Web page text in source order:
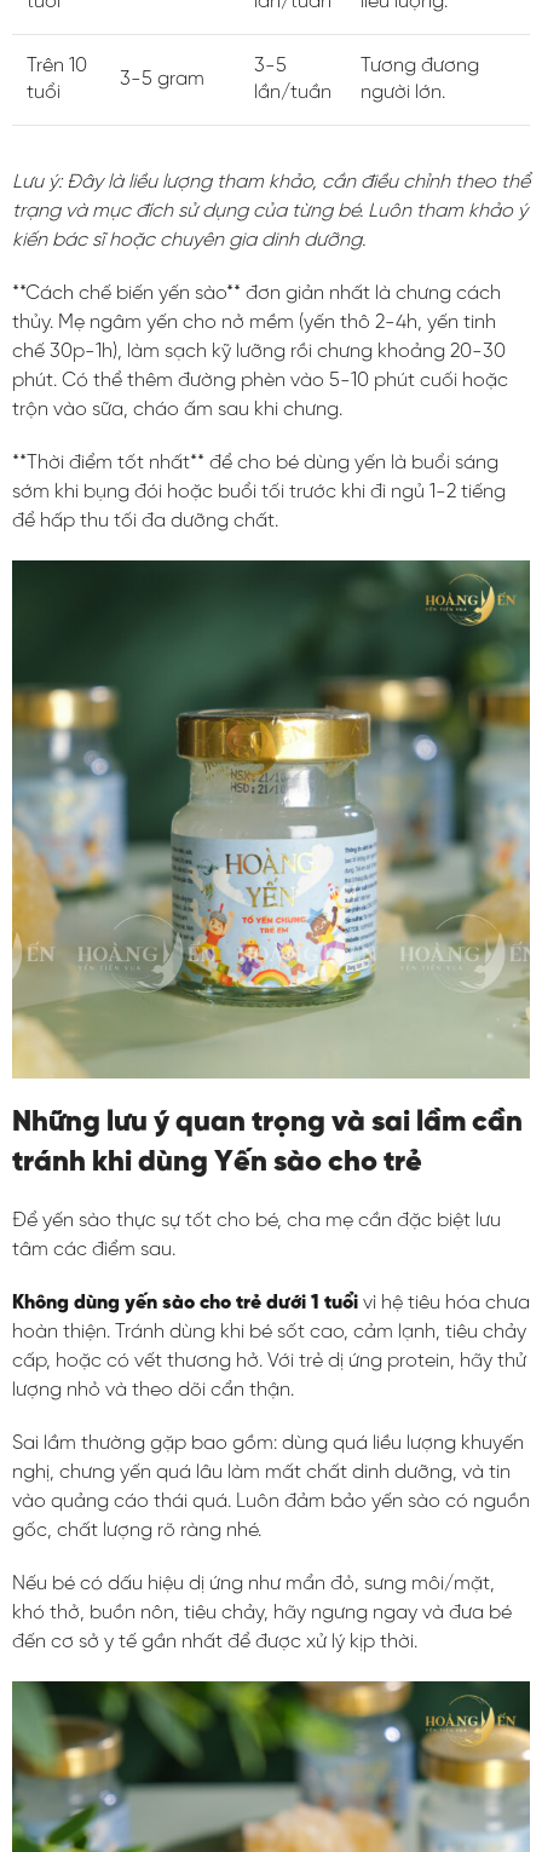
Trên 10
tuổi
3-5 gram
3-5
lần/tuần
Tương đương
người lớn.
Lưu ý: Đây là liều lượng tham khảo, cần điều chỉnh theo thể
trạng và mục đích sử dụng của từng bé. Luôn tham khảo ý
kiến bác sĩ hoặc chuyên gia dinh dưỡng.
**Cách chế biến yến sào** đơn giản nhất là chưng cách
thủy. Mẹ ngâm yến cho nở mềm (yến thô 2-4h, yến tinh
chế 30p-1h), làm sạch kỹ lưỡng rồi chưng khoảng 20-30
phút. Có thể thêm đường phèn vào 5-10 phút cuối hoặc
trộn vào sữa, cháo ấm sau khi chưng.
**Thời điểm tốt nhất** để cho bé dùng yến là buổi sáng
sớm khi bụng đói hoặc buổi tối trước khi đi ngủ 1-2 tiếng
để hấp thu tối đa dưỡng chất.
Những lưu ý quan trọng và sai lầm cần
tránh khi dùng Yến sào cho trẻ
Để yến sào thực sự tốt cho bé, cha mẹ cần đặc biệt lưu
tâm các điểm sau.
Không dùng yến sào cho trẻ dưới 1 tuổi vì hệ tiêu hóa chưa
hoàn thiện. Tránh dùng khi bé sốt cao, cảm lạnh, tiêu chảy
cấp, hoặc có vết thương hở. Với trẻ dị ứng protein, hãy thử
lượng nhỏ và theo dõi cẩn thận.
Sai lầm thường gặp bao gồm: dùng quá liều lượng khuyến
nghị, chưng yến quá lâu làm mất chất dinh dưỡng, và tin
vào quảng cáo thái quá. Luôn đảm bảo yến sào có nguồn
gốc, chất lượng rõ ràng nhé.
Nếu bé có dấu hiệu dị ứng như mẩn đỏ, sưng môi/mặt,
khó thở, buồn nôn, tiêu chảy, hãy ngưng ngay và đưa bé
đến cơ sở y tế gần nhất để được xử lý kịp thời.